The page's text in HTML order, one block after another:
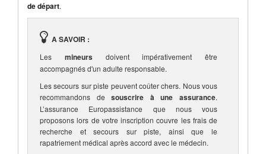
de départ.
A SAVOIR :
Les mineurs doivent impérativement être
accompagnés d'un adulte responsable.
Les secours sur piste peuvent coûter chers. Nous vous
recommandons desouscrire à une assurance.
L’assurance Europassistance que nous vous
proposons lors de votre inscription couvre les frais de
recherche et secours sur piste, ainsi que le
rapatriement médical après accord avec le médecin.